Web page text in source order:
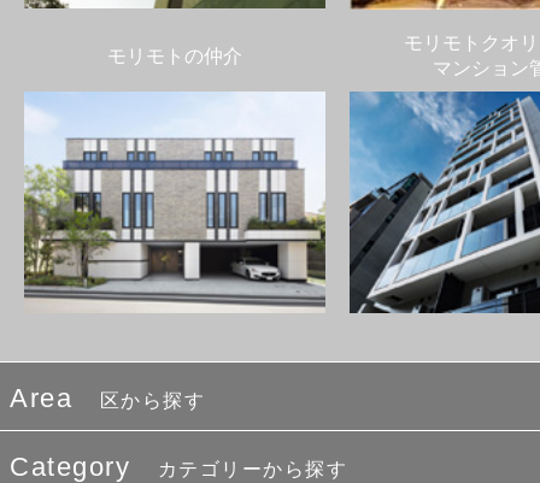
モリモトの仲介
モリモトクオ
マンション
Area 区から探す
Category カテゴリーから探す